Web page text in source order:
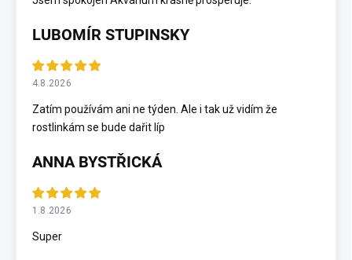
LUBOMÍR STUPINSKY
4.8.2026
Zatím používám ani ne týden. Ale i tak už vidím že
rostlinkám se bude dařit líp
ANNA BYSTŘICKÁ
1.8.2026
Super